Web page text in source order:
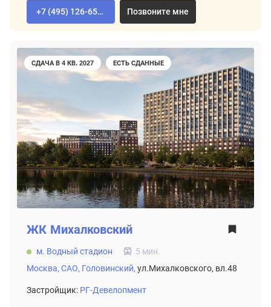
+7 (495) 126-65-04 Позвоните мне
СДАЧА В 4 КВ. 2027 ЕСТЬ СДАННЫЕ
ЖК Михалковский
м. Водный стадион
5 мин.
Москва, САО, Головинский, ул.Михалковского, вл.48
Застройщик: РГ-Девелопмент